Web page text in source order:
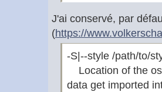
J'ai conservé, par
(https://
-S|--style /path/to/
Location of the
data get imported